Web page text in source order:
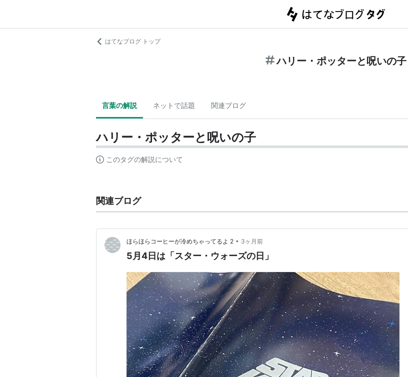
はてなブログ トップ
ハリー・ポッターと呪いの子
言葉の解説 ネットで話題 関連ブログ
ハリー・ポッターと呪いの子
このタグの解説について
関連ブログ
ほらほらコーヒーが冷めちゃってるよ 2 • 3ヶ月前
5月4日は「スター・ウォーズの日」